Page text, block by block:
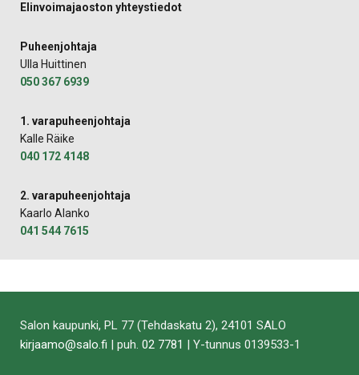
Elinvoimajaoston yhteystiedot
Puheenjohtaja
Ulla Huittinen
050 367 6939
1. varapuheenjohtaja
Kalle Räike
040 172 4148
2. varapuheenjohtaja
Kaarlo Alanko
041 544 7615
Salon kaupunki, PL 77 (Tehdaskatu 2), 24101 SALO
kirjaamo@salo.fi | puh. 02 7781 | Y-tunnus 0139533-1